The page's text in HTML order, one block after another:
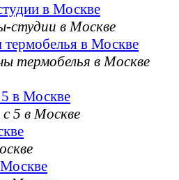
в Москве
в Москве
5 в Москве